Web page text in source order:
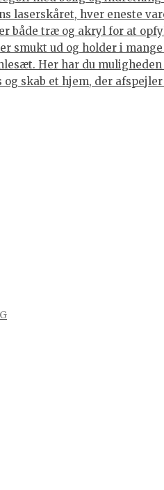
laserskåret, hver eneste
både træ og akryl for at
smukt ud og holder i
Her har du
skab et hjem, der